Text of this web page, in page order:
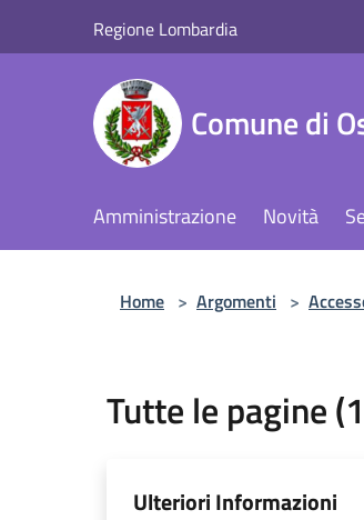
Regione Lombardia
Comune di
Amministrazione Novità
Home > Argomenti >
Tutte le pagine
Ulteriori Informazioni